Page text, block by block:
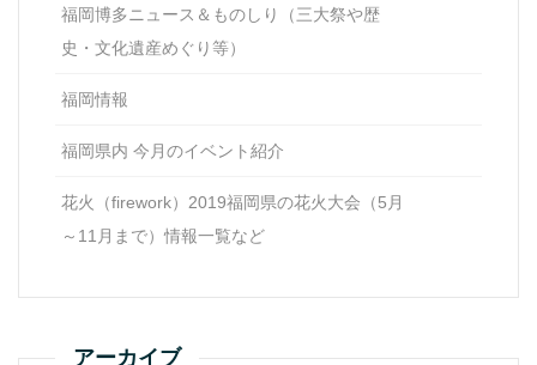
福岡博多ニュース＆ものしり（三大祭や歴
史・文化遺産めぐり等）
福岡情報
福岡県内 今月のイベント紹介
花火（firework）2019福岡県の花火大会（5月
～11月まで）情報一覧など
アーカイブ